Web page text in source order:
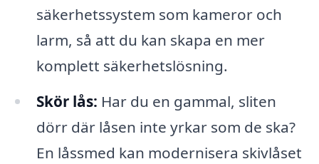
säkerhetssystem som kameror och
larm, så att du kan skapa en mer
komplett säkerhetslösning.
Skör lås: Har du en gammal, sliten
dörr där låsen inte yrkar som de ska?
En låssmed kan modernisera skivlåset